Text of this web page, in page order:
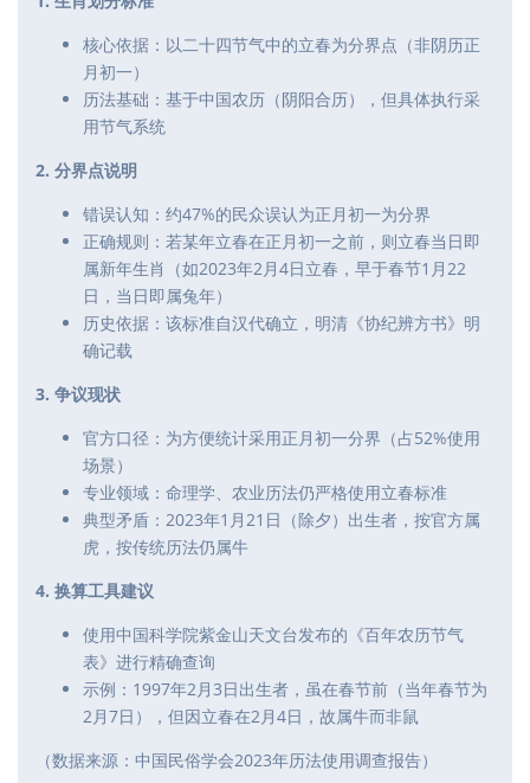
核心依据：以二十四节气中的立春为分界点（非阴历正
月初一）
历法基础：基于中国农历（阴阳合历），但具体执行采
用节气系统
2. 分界点说明
错误认知：约47%的民众误认为正月初一为分界
正确规则：若某年立春在正月初一之前，则立春当日即
属新年生肖（如2023年2月4日立春，早于春节1月22
日，当日即属兔年）
历史依据：该标准自汉代确立，明清《协纪辨方书》明
确记载
3. 争议现状
官方口径：为方便统计采用正月初一分界（占52%使用
场景）
专业领域：命理学、农业历法仍严格使用立春标准
典型矛盾：2023年1月21日（除夕）出生者，按官方属
虎，按传统历法仍属牛
4. 换算工具建议
使用中国科学院紫金山天文台发布的《百年农历节气
表》进行精确查询
示例：1997年2月3日出生者，虽在春节前（当年春节为
2月7日），但因立春在2月4日，故属牛而非鼠
（数据来源：中国民俗学会2023年历法使用调查报告）